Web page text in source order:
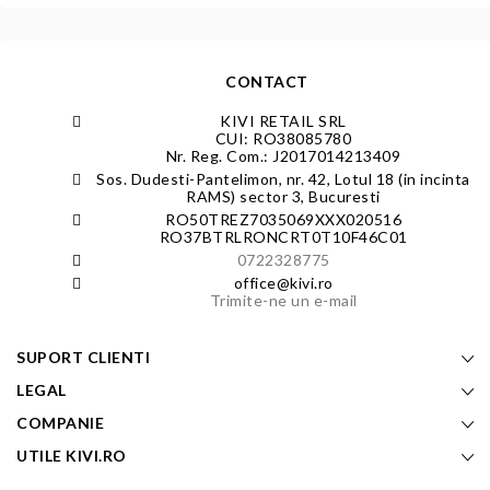
CONTACT
KIVI RETAIL SRL
CUI: RO38085780
Nr. Reg. Com.: J2017014213409
Sos. Dudesti-Pantelimon, nr. 42, Lotul 18 (in incinta
RAMS) sector 3, Bucuresti
RO50TREZ7035069XXX020516
RO37BTRLRONCRT0T10F46C01
0722328775
office@kivi.ro
Trimite-ne un e-mail
SUPORT CLIENTI
LEGAL
COMPANIE
UTILE KIVI.RO